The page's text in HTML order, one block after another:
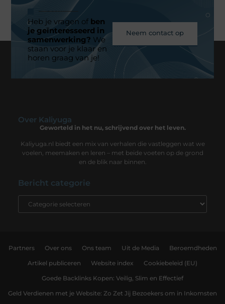
Heb je vragen ofben
je geïnteresseerd in
samenwerking? We
staan voor je klaar en
horen graag van je!
Neem contact op
Over Kaliyuga
Geworteld in het nu, schrijvend over het leven.
Kaliyuga.nl biedt een mix van verhalen die vastleggen wat we
voelen, meemaken en leren – met beide voeten op de grond
en de blik naar binnen.
Bericht categorie
Partners Over ons Ons team Uit de Media Beroemdheden
Artikel publiceren Website index Cookiebeleid (EU)
Goede Backlinks Kopen: Veilig, Slim en Effectief
Geld Verdienen met je Website: Zo Zet Jij Bezoekers om in Inkomsten